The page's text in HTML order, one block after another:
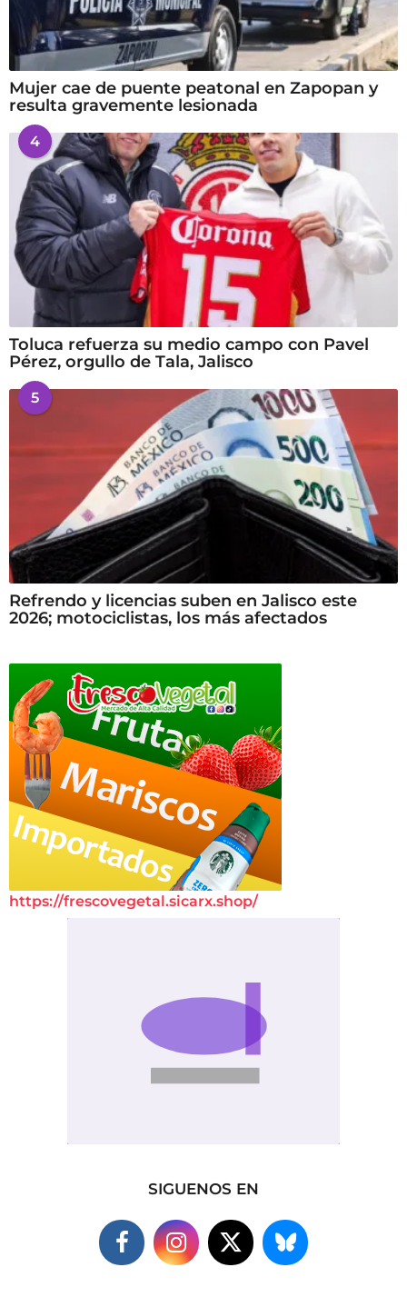
Mujer cae de puente peatonal en Zapopan y
resulta gravemente lesionada
4
Toluca refuerza su medio campo con Pavel
Pérez, orgullo de Tala, Jalisco
5
Refrendo y licencias suben en Jalisco este
2026; motociclistas, los más afectados
https://frescovegetal.sicarx.shop/
SIGUENOS EN